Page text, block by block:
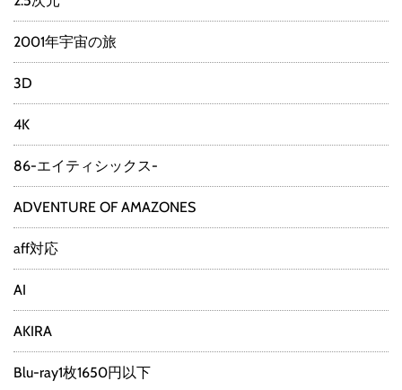
2001年宇宙の旅
3D
4K
86-エイティシックス-
ADVENTURE OF AMAZONES
aff対応
AI
AKIRA
Blu-ray1枚1650円以下